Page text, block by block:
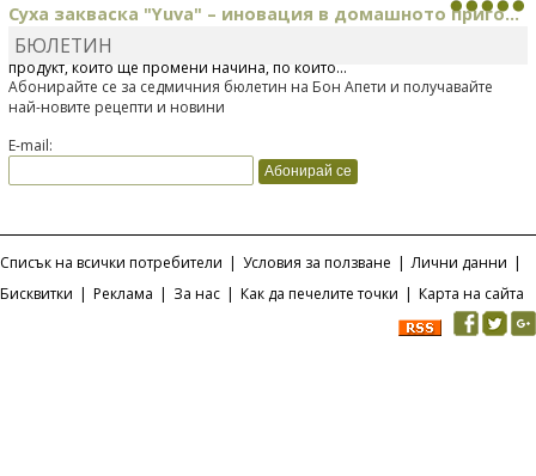
Суха закваска "Yuva" – иновация в домашното приго...
Отскоро Лесафр България стартира предлагането на изцяло нов
продукт, който ще промени начина, по който...
БЮЛЕТИН
Абонирайте се за седмичния бюлетин на Бон Апети и получавайте
най-новите рецепти и новини
E-mail:
Списък на всички потребители | Условия за ползване | Лични данни |
Бисквитки | Реклама | За нас | Как да печелите точки | Карта на сайта